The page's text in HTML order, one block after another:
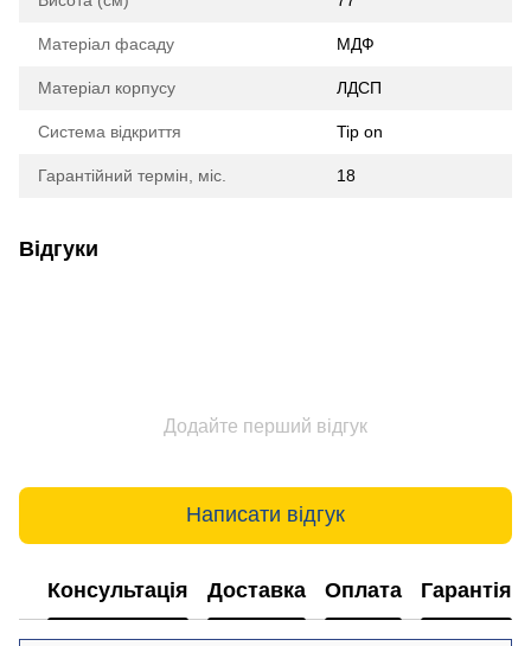
Матеріал фасаду МДФ
Матеріал корпусу ЛДСП
Система відкриття Tip on
Гарантійний термін, міс. 18
Відгуки
Додайте перший відгук
Написати відгук
Консультація Доставка Оплата Гарантія